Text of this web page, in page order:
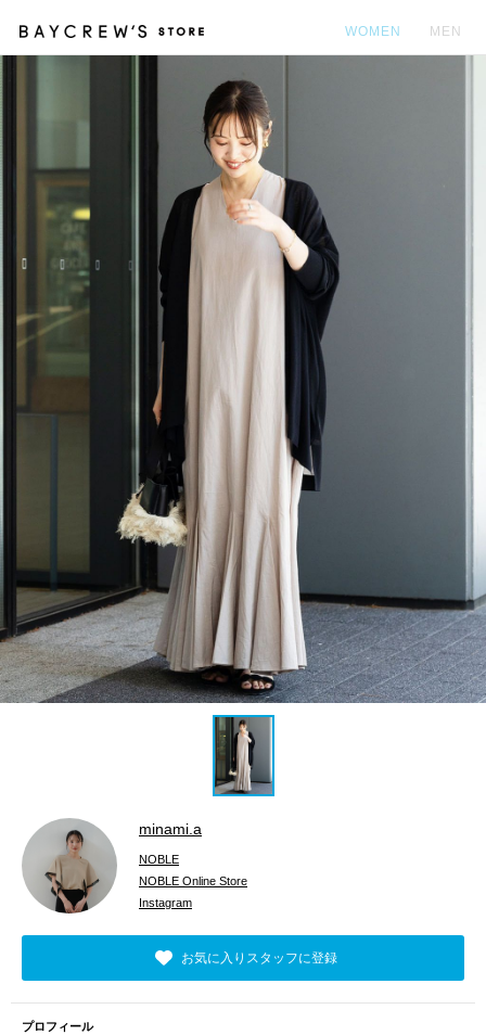
WOMEN MEN
minami.a
NOBLE
NOBLE Online Store
Instagram
お気に入りスタッフに登録
プロフィール